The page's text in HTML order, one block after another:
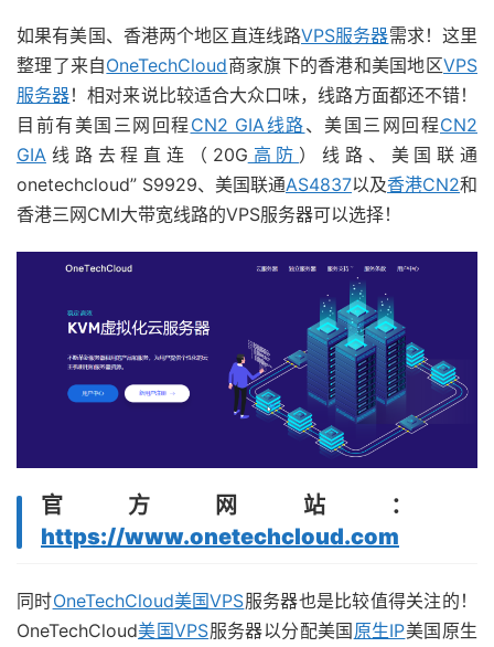
如果有美国、香港两个地区直连线路VPS服务器需求！这里
整理了来自OneTechCloud商家旗下的香港和美国地区VPS
服务器！相对来说比较适合大众口味，线路方面都还不错！
目前有美国三网回程 CN2 GIA线路、美国三网回程CN2
GIA 线路去程直连（20G 高防 ）线路、美国联通
onetechcloud” S9929、美国联通AS4837以及香港CN2和
香港三网CMI大带宽线路的VPS服务器可以选择！
官方网站：
https://www.onetechcloud.com
同时OneTechCloud美国VPS服务器也是比较值得关注的！
OneTechCloud美国VPS服务器以分配美国原生IP美国原生